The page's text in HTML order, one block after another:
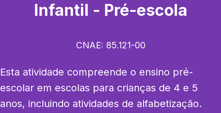
Infantil - Pré-escola
CNAE: 85.121-00
Esta atividade compreende o ensino pré-
escolar em escolas para crianças de 4 e 5
anos, incluindo atividades de alfabetização.